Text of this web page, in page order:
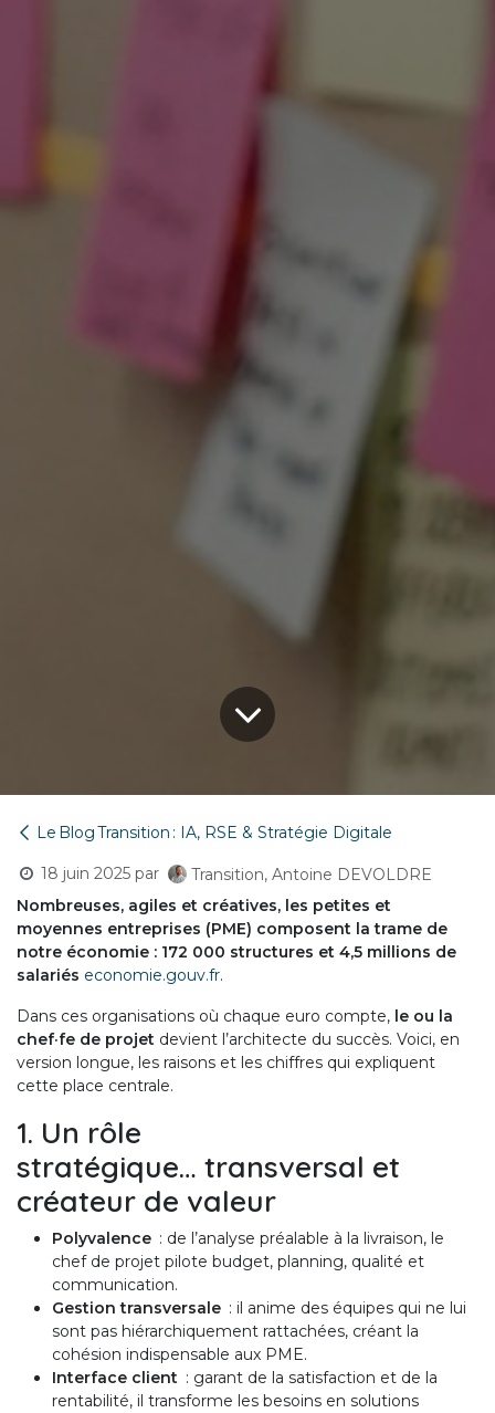
Le Blog Transition : IA, RSE & Stratégie Digitale
18 juin 2025 par
Transition, Antoine DEVOLDRE
Nombreuses, agiles et créatives, les petites et
moyennes entreprises (PME) composent la trame de
notre économie : 172 000 structures et 4,5 millions de
salariés economie.gouv.fr.
Dans ces organisations où chaque euro compte, le ou la
chef·fe de projet devient l’architecte du succès. Voici, en
version longue, les raisons et les chiffres qui ­expliquent
cette place centrale.
1. Un rôle
stratégique… transversal et
créateur de valeur
Polyvalence : de l’analyse préalable à la livraison, le
chef de projet pilote budget, planning, qualité et
communication.
Gestion transversale : il anime des équipes qui ne lui
sont pas hiérarchiquement rattachées, créant la
cohésion indispensable aux PME.
Interface client : garant de la satisfaction et de la
rentabilité, il transforme les besoins en solutions